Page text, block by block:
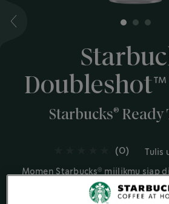
Starbucks® Ready
(0) Tulis
Momen Starbucks® miilikmu siap
dan siap diminum
Rasakan perpaduan nikmat dalam
1 2